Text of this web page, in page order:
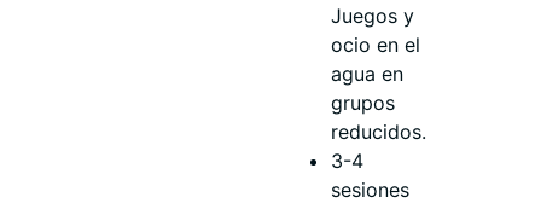
Juegos y
ocio en el
agua en
grupos
reducidos.
3-4
sesiones